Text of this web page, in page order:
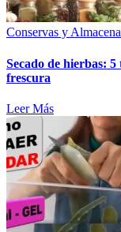
Conservas y
Secado de hierbas:
frescura
Leer Más